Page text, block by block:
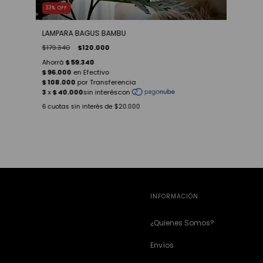
33% OFF
LAMPARA BAGUS BAMBU
$179.340 $120.000
6 cuotas sin interés de $20.000
INFORMACIÓN
¿Quienes Somos?
Envíos